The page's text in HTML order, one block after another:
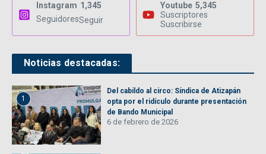
Instagram 1,345
SeguidoresSeguir
Youtube 5,345
Suscriptores
Suscribirse
Noticias destacadas:
1
Del cabildo al circo: Síndica de Atizapán
opta por el ridículo durante presentación
de Bando Municipal
6 de febrero de 2026